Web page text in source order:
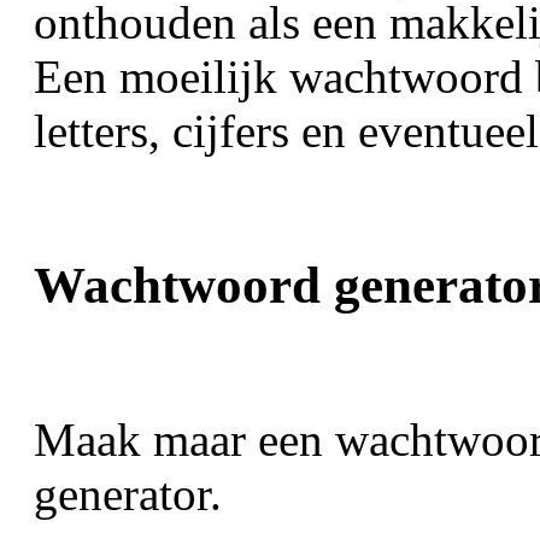
onthouden als een
Een moeilijk wachtwoord
letters, cijfers en
Wachtwoord
Maak maar een
generator.